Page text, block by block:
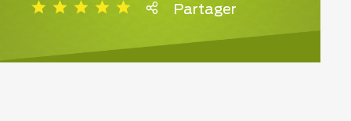
Partager